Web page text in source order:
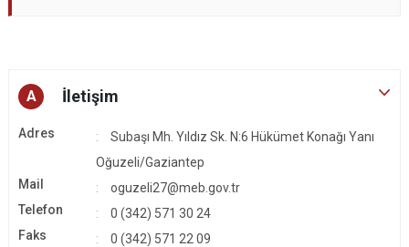
A İletişim
Adres
Subaşı Mh. Yıldız Sk. N:6 Hükümet Konağı Yanı
Oğuzeli/Gaziantep
Mail
oguzeli27@meb.gov.tr
Telefon
0 (342) 571 30 24
Faks
0 (342) 571 22 09